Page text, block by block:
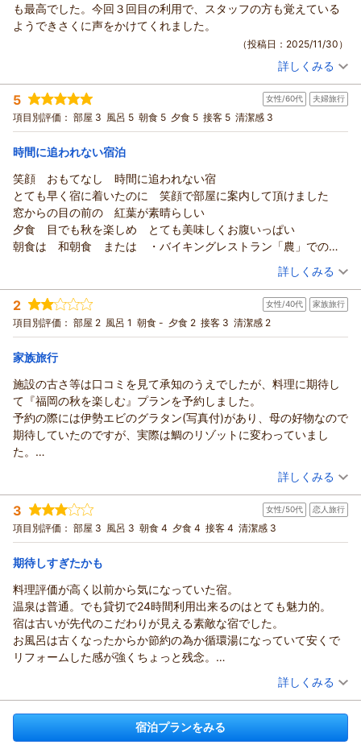
も最高でした。今回３回目の利用で、スタッフの方も覚えている
ようできさくに声をかけてくれました。
（投稿日：2025/11/30）
投稿者： ももたんさん(女性/50代)
宿泊プラン： 【和洋奏でるスタンダードプラン】自慢の料理と福岡の温泉を
楽しむ贅沢を♪【1泊2食】
和室 朝・夕
宿泊価格帯： 18,001～19,000円(大人一人あたり/税込)
詳しくみる
5 女性/60代 夫婦旅行
項目別評価： 部屋 3 風呂 5 朝食 5 夕食 5 接客 5 清潔感 3
時間に追われない宿泊
笑顔 おもてなし 時間に追われない宿
とても早く宿に着いたのに 笑顔で部屋に案内して頂けました
窓からの目の前の 紅葉が素晴らしい
夕食 目でも秋を楽しめ とても美味しくお腹いっぱい
朝食は 和朝食 または ・バイキングレストラン「農」でのブ
が選べ １０時３０分にチェックアウトして 隣のレストランへ
案内していただきました[レストラン ユーチューブ掲載あり]
種類も豊富で 全種類食べられなかったけど 大満足
朝食が遅いので 心配しましたが 夜食か朝食にと おにぎりが
温泉は家族風呂で 岩風呂 檜風呂がありました
強風だったので檜風呂を ゆっくり何度も楽しみました
今度は 岩風呂を楽しみにしてます
（投稿日：2025/11/19）
宿泊時期： 2025年11月宿泊 (夫婦旅行)
投稿者： かっちさん
宿泊プラン： 【食と温泉 気ままに平日旅】夕食に和洋創作会席、朝食に和
朝食orバイキングを♪【1泊2食】
和室 朝・夕
宿泊価格帯：
詳しくみる
2 女性/40代 家族旅行
項目別評価： 部屋 2 風呂 1 朝食 - 夕食 2 接客 3 清潔感 2
家族旅行
施設の古さ等は口コミを見て承知のうえでしたが、料理に期待し
て『福岡の秋を楽しむ』プランを予約しました。
予約の際には伊勢エビのグラタン(写真付)があり、母の好物なので
期待していたのですが、実際は鯛のリゾットに変わっていまし
た。
旅館からは何の説明もなく、母にはサプライズのつもりでしたの
で取り立てて何も言いませんでしたが、すごく残念でした。
岩風呂は翌朝はぬるくて入れなかったので、こちらはまだ不具合
があるようです。
朝食はブランチに変更して併設のレストランに優先して案内して
さんあって、母も喜んでいました。
（投稿日：2025/10/31）
宿泊時期： 2025年10月宿泊 (家族旅行)
投稿者： ヒロさん(女性/40代)
宿泊プラン： 【季節を楽しむ：秋】福岡の秋を楽しむ！秋の景色を眺めなが
ら食と温泉をお楽しみください☆【１泊２食】
和室 朝・夕
宿泊価格帯： 20,001～21,000円(大人一人あたり/税込)
椎原温泉 割烹旅館 みはる荘からの返信
このたびは当館をご利用いただき、また丁寧なご感想をお寄せ
くださり誠にありがとうございます。
せっかく「福岡の秋を楽しむ」プランをお選びいただいたの
に、掲載写真と実際のお料理が異なっていたことで、ご期待を
裏切る形となってしまい本当に申し訳ございませんでした。
伊勢エビのグラタンの写真は、以前のメニューを誤って掲載し
ていたことが原因でした。現在はすでに正しい写真に差し替
え、同様のことがないよう確認体制を見直しております。
詳しくみる
3 女性/50代 恋人旅行
項目別評価： 部屋 3 風呂 3 朝食 4 夕食 4 接客 4 清潔感 3
期待しすぎたかも
料理評価が高く以前から気になっていた宿。
温泉は普通。でも貸切で24時間利用出来るのはとても魅力的。
宿は古いが先代のこだわりが見える素敵な宿でした。
お風呂は古くなったからか節約の為か循環湯になっていて安くで
リフォームした感が強くちょっと残念。
見た目はお洒落なので味より映えを重視する今の時代にはいいの
（投稿日：2025/08/27）
宿泊時期： 2025年07月宿泊 (恋人旅行)
投稿者： きょうさん(女性/50代)
【和洋奏でるスタンダードプラン】自慢の料理と福岡の温泉を
楽しむ贅沢を♪【1泊2食】
詳しくみる
宿泊プランをみる